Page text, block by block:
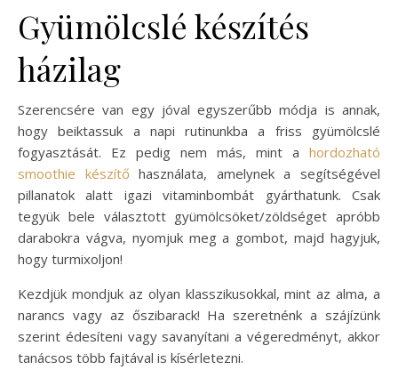
Gyümölcslé készítés
házilag
Szerencsére van egy jóval egyszerűbb módja is annak,
hogy beiktassuk a napi rutinunkba a friss gyümölcslé
fogyasztását. Ez pedig nem más, mint a hordozható
smoothie készítőhasználata, amelynek a segítségével
pillanatok alatt igazi vitaminbombát gyárthatunk. Csak
tegyük bele választott gyümölcsöket/zöldséget apróbb
darabokra vágva, nyomjuk meg a gombot, majd hagyjuk,
hogy turmixoljon!
Kezdjük mondjuk az olyan klasszikusokkal, mint az alma, a
narancs vagy az őszibarack! Ha szeretnénk a szájízünk
szerint édesíteni vagy savanyítani a végeredményt, akkor
tanácsos több fajtával is kísérletezni.